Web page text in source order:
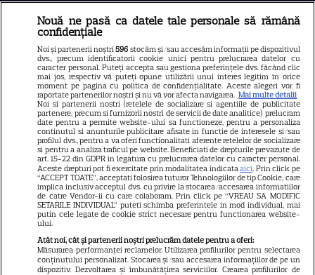
Libertatea
Libertatea pentru femei
GSP
Știri mondene
Avantaje
Elle
Unica
Retete practice
URMĂREȘTE-NE PE
Nouă ne pasă ca datele tale personale să rămână
confidențiale
Noi și partenerii noștri596 stocăm și/sau accesăm informații pe dispozitivul
dvs., precum identificatorii cookie unici pentru prelucrarea datelor cu
caracter personal. Puteți accepta sau gestiona preferințele dvs. făcând clic
mai jos, respectiv vă puteți opune utilizării unui interes legitim în orice
moment pe pagina cu politica de confidențialitate. Aceste alegeri vor fi
raportate partenerilor noștri și nu vă vor afecta navigarea. Mai multe detalii
Noi si partenerii nostri (retelele de socializare si agentiile de publicitate
partenere, precum si furnizorii nostri de servicii de date analitice) prelucram
date pentru a permite website-ului sa functioneze, pentru a personaliza
continutul si anunturile publicitare afisate in functie de interesele si/sau
profilul dvs., pentru a va oferi functionalitati aferente retelelor de socializare
si pentru a analiza traficul pe website. Beneficiati de drepturile prevazute de
art. 15-22 din GDPR in legatura cu prelucrarea datelor cu caracter personal.
Aceste drepturi pot fi exercitate prin modalitatea indicataaici. Prin click pe
“ACCEPT TOATE”, acceptati folosirea tuturor Tehnologiilor de tip Cookie, care
implica inclusiv acceptul dvs. cu privire la stocarea/accesarea informatiilor
de catre Vendor-ii cu care colaboram. Prin click pe “VREAU SA MODIFIC
SETARILE INDIVIDUAL” puteti schimba preferintele in mod individual, mai
putin cele legate de cookie strict necesare pentru functionarea website-
ului.
Atât noi, cât și partenerii noștri prelucrăm datele pentru a oferi:
Măsurarea performanței reclamelor. Utilizarea profilurilor pentru selectarea
conținutului personalizat. Stocarea și/sau accesarea informațiilor de pe un
dispozitiv. Dezvoltarea și îmbunătățirea serviciilor. Crearea profilurilor de